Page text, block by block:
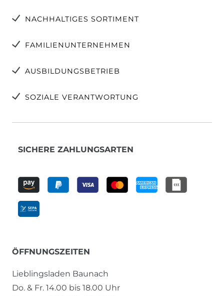
NACHHALTIGES SORTIMENT
FAMILIENUNTERNEHMEN
AUSBILDUNGSBETRIEB
SOZIALE VERANTWORTUNG
SICHERE ZAHLUNGSARTEN
ÖFFNUNGSZEITEN
Lieblingsladen Baunach
Do. & Fr. 14.00 bis 18.00 Uhr